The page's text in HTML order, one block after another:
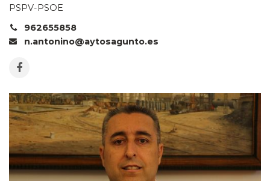
PSPV-PSOE
962655858
n.antonino@aytosagunto.es